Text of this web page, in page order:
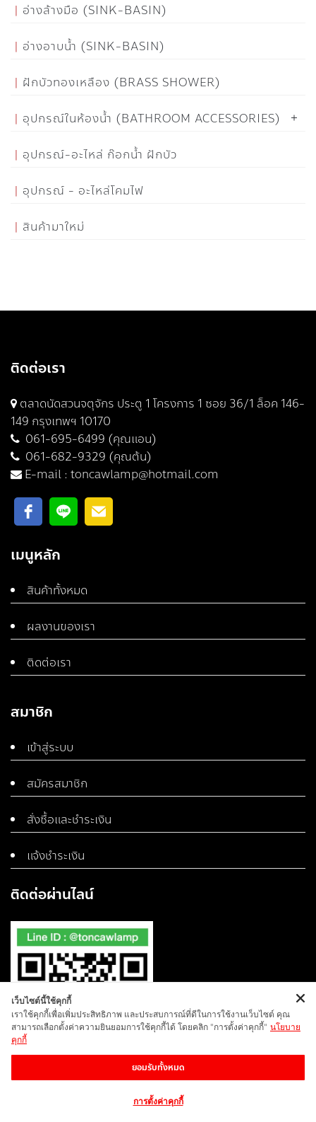
อ่างล้างมือ (SINK-BASIN)
อ่างอาบน้ำ (SINK-BASIN)
ฝักบัวทองเหลือง (BRASS SHOWER)
อุปกรณ์ในห้องน้ำ (BATHROOM ACCESSORIES)
อุปกรณ์-อะไหล่ ก๊อกน้ำ ฝักบัว
อุปกรณ์ - อะไหล่โคมไฟ
สินค้ามาใหม่
ติดต่อเรา
ตลาดนัดสวนจตุจักร ประตู 1 โครงการ 1 ซอย 36/1 ล็อค 146-
149 กรุงเทพฯ 10170
061-695-6499 (คุณแอน)
061-682-9329 (คุณต้น)
E-mail : toncawlamp@hotmail.com
เมนูหลัก
สินค้าทั้งหมด
ผลงานของเรา
ติดต่อเรา
สมาชิก
เข้าสู่ระบบ
สมัครสมาชิก
สั่งซื้อและชำระเงิน
แจ้งชำระเงิน
ติดต่อผ่านไลน์
เว็บไซต์นี้ใช้คุกกี้
เราใช้คุกกี้เพื่อเพิ่มประสิทธิภาพ และประสบการณ์ที่ดีในการใช้งานเว็บไซต์ คุณ
สามารถเลือกตั้งค่าความยินยอมการใช้คุกกี้ได้ โดยคลิก "การตั้งค่าคุกกี้" นโยบาย
คุกกี้
ยอมรับทั้งหมด
การตั้งค่าคุกกี้